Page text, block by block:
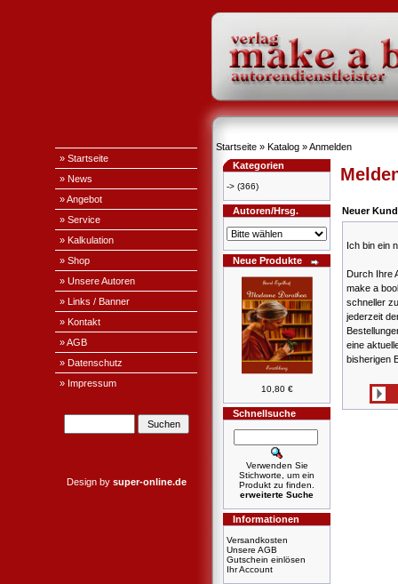
» Startseite
» News
» Angebot
» Service
» Kalkulation
» Shop
» Unsere Autoren
» Links / Banner
» Kontakt
» AGB
» Datenschutz
» Impressum
Design by super-online.de
Startseite » Katalog »Anmelden
Kategorien
-> (366)
Autoren/Hrsg.
Neue Produkte
10,80 €
Schnellsuche
Verwenden Sie
Stichworte, um ein
Produkt zu finden.
erweiterte Suche
Informationen
Versandkosten
Unsere AGB
Gutschein einlösen
Ihr Account
Neuer
Ich bin ein
Durch Ihre
make a
schneller
jederzeit
eine
bisherigen